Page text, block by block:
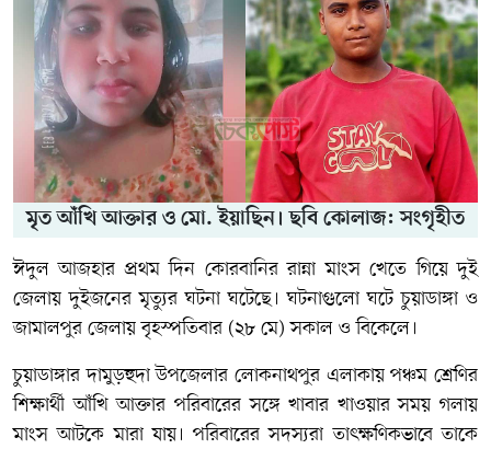
মৃত আঁখি আক্তার ও মো. ইয়াছিন। ছবি কোলাজ: সংগৃহীত
ঈদুল আজহার প্রথম দিন কোরবানির রান্না মাংস খেতে গিয়ে দুই
জেলায় দুইজনের মৃত্যুর ঘটনা ঘটেছে। ঘটনাগুলো ঘটে চুয়াডাঙ্গা ও
জামালপুর জেলায় বৃহস্পতিবার (২৮ মে) সকাল ও বিকেলে।
চুয়াডাঙ্গার দামুড়হুদা উপজেলার লোকনাথপুর এলাকায় পঞ্চম শ্রেণির
শিক্ষার্থী আঁখি আক্তার পরিবারের সঙ্গে খাবার খাওয়ার সময় গলায়
মাংস আটকে মারা যায়। পরিবারের সদস্যরা তাৎক্ষণিকভাবে তাকে